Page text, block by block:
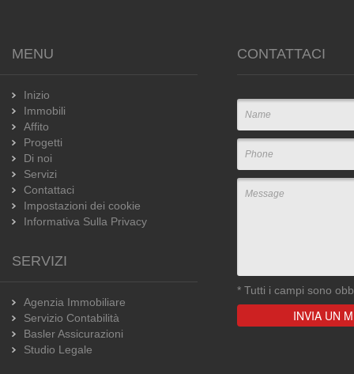
MENU
Inizio
Immobili
Affito
Progetti
Di noi
Servizi
Contattaci
Impostazioni dei cookie
Informativa Sulla Privacy
SERVIZI
Agenzia Immobiliare
Servizio Contabilità
Basler Assicurazioni
Studio Legale
CONTATTACI
* Tutti i campi sono